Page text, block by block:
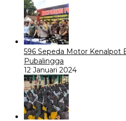
596 Sepeda Motor Kenalpot
Pubalingga
12 Januari 2024